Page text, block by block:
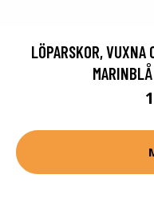
LÖPARSKOR, VUXNA